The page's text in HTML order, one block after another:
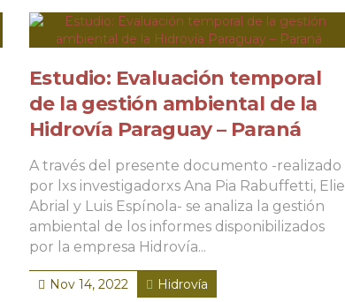
Estudio: Evaluación temporal
de la gestión ambiental de la
Hidrovía Paraguay – Paraná
A través del presente documento -realizado
por lxs investigadorxs Ana Pia Rabuffetti, Elie
Abrial y Luis Espínola- se analiza la gestión
ambiental de los informes disponibilizados
por la empresa Hidrovía...
Nov 14, 2022 Hidrovía